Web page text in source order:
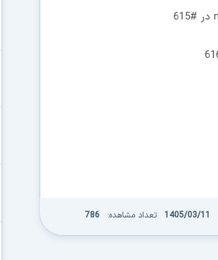
1405/03/11 تعداد مشاهده: 786